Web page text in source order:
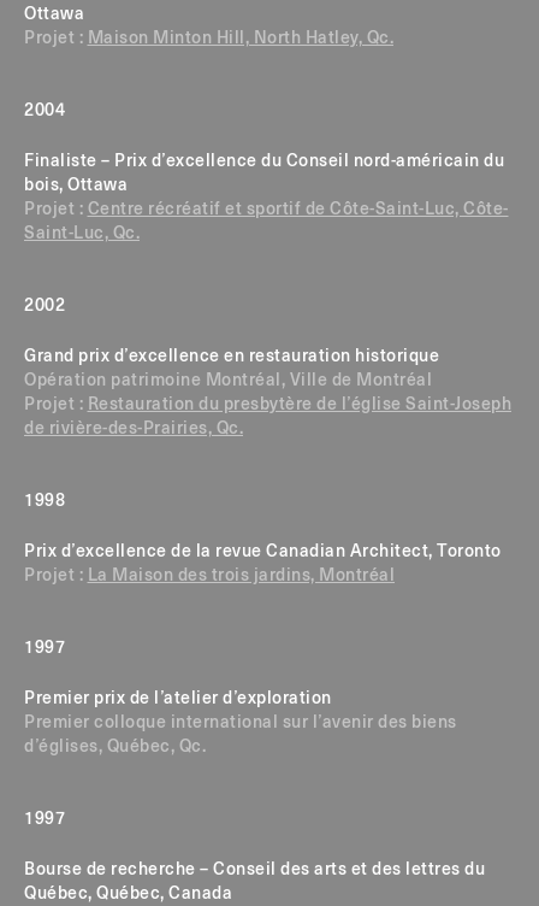
Ottawa
Projet : Maison Minton Hill, North Hatley, Qc.
2004
Finaliste – Prix d’excellence du Conseil nord-américain du
bois, Ottawa
Projet : Centre récréatif et sportif de Côte-Saint-Luc, Côte-
Saint-Luc, Qc.
2002
Grand prix d’excellence en restauration historique
Opération patrimoine Montréal, Ville de Montréal
Projet : Restauration du presbytère de l’église Saint-Joseph
de rivière-des-Prairies, Qc.
1998
Prix d’excellence de la revue Canadian Architect, Toronto
Projet : La Maison des trois jardins, Montréal
1997
Premier prix de l’atelier d’exploration
Premier colloque international sur l’avenir des biens
d’églises, Québec, Qc.
1997
Bourse de recherche – Conseil des arts et des lettres du
Québec, Québec, Canada